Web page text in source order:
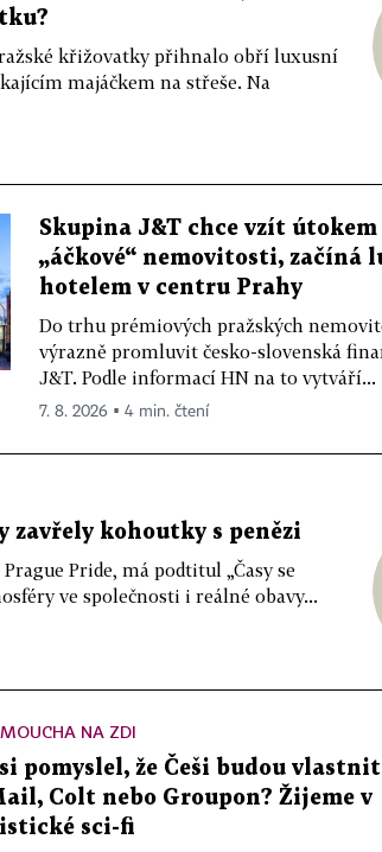
křižovatky přihnalo obří luxusní
majáčkem na střeše. Na
Skupina J&T chce vzít útokem
„áčkové“ nemovitosti, začíná
hotelem v centru Prahy
Do trhu prémiových pražských
výrazně promluvit česko-slovenská
J&T. Podle informací HN na to vytváří...
7. 8. 2026 ▪ 4 min. čtení
zavřely kohoutky s penězi
Pride, má podtitul „Časy se
ve společnosti i reálné obavy...
NA ZDI
pomyslel, že Češi budou
Colt nebo Groupon? Žijeme v
sci-fi